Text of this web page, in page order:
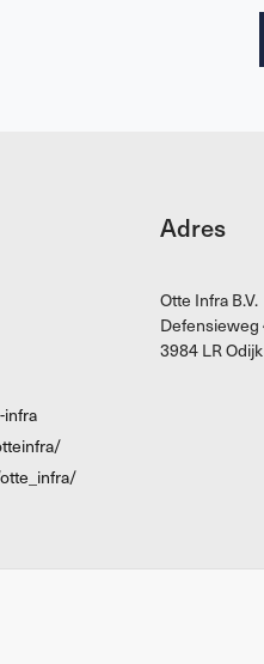
Adres
Otte Infra B.V.
Defensieweg
3984 LR Odijk